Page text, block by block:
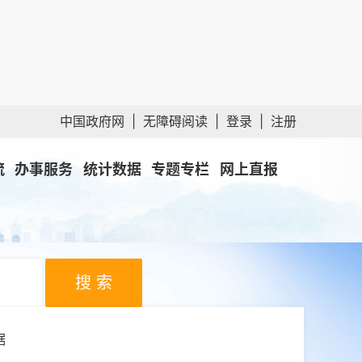
中国政府网 无障碍阅读 登录 注册
办事服务 统计数据 专题专栏 网上直报
搜 索